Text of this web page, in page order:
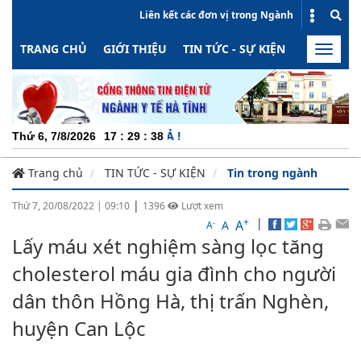
Liên kết các đơn vị trong Ngành
TRANG CHỦ GIỚI THIỆU TIN TỨC - SỰ KIỆN HOẠT
Toggle
Thứ 6, 7/8/2026 17 : 29 : 39
Trang chủ TIN TỨC - SỰ KIỆN Tin trong ngành
Thứ 7, 20/08/2022 | 09:10 | 1396
Lượt xem
A- A A+ |
Lấy máu xét nghiệm sàng lọc tăng
cholesterol máu gia đình cho người
dân thôn Hồng Hà, thị trấn Nghèn,
huyện Can Lộc